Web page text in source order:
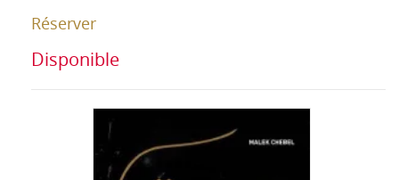
Réserver
Disponible